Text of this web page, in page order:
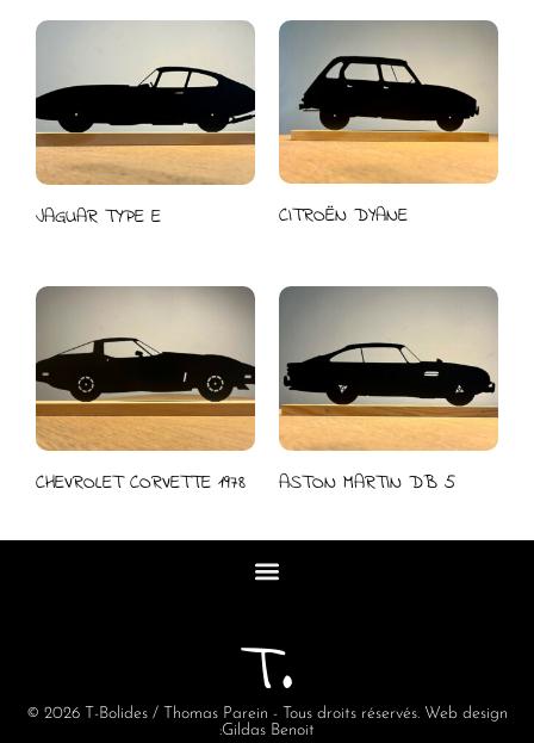
JAGUAR TYPE E CITROËN DYANE
CHEVROLET CORVETTE 1978 ASTON MARTIN DB 5
T.
© 2026 T-Bolides / Thomas Parein - Tous droits réservés. Web design
:Gildas Benoit